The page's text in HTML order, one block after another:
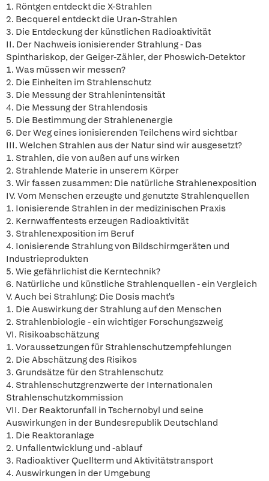
1. Röntgen entdeckt die X-Strahlen
2. Becquerel entdeckt die Uran-Strahlen
3. Die Entdeckung der künstlichen Radioaktivität
II. Der Nachweis ionisierender Strahlung - Das
Spinthariskop, der Geiger-Zähler, der Phoswich-Detektor
1. Was müssen wir messen?
2. Die Einheiten im Strahlenschutz
3. Die Messung der Strahlenintensität
4. Die Messung der Strahlendosis
5. Die Bestimmung der Strahlenenergie
6. Der Weg eines ionisierenden Teilchens wird sichtbar
III. Welchen Strahlen aus der Natur sind wir ausgesetzt?
1. Strahlen, die von außen auf uns wirken
2. Strahlende Materie in unserem Körper
3. Wir fassen zusammen: Die natürliche Strahlenexposition
IV. Vom Menschen erzeugte und genutzte Strahlenquellen
1. Ionisierende Strahlen in der medizinischen Praxis
2. Kernwaffentests erzeugen Radioaktivität
3. Strahlenexposition im Beruf
4. Ionisierende Strahlung von Bildschirmgeräten und
Industrieprodukten
5. Wie gefährlichist die Kerntechnik?
6. Natürliche und künstliche Strahlenquellen - ein Vergleich
V. Auch bei Strahlung: Die Dosis macht's
1. Die Auswirkung der Strahlung auf den Menschen
2. Strahlenbiologie - ein wichtiger Forschungszweig
VI. Risikoabschätzung
1. Voraussetzungen für Strahlenschutzempfehlungen
2. Die Abschätzung des Risikos
3. Grundsätze für den Strahlenschutz
4. Strahlenschutzgrenzwerte der Internationalen
Strahlenschutzkommission
VII. Der Reaktorunfall in Tschernobyl und seine
Auswirkungen in der Bundesrepublik Deutschland
1. Die Reaktoranlage
2. Unfallentwicklung und -ablauf
3. Radioaktiver Quellterm und Aktivitätstransport
4. Auswirkungen in der Umgebung